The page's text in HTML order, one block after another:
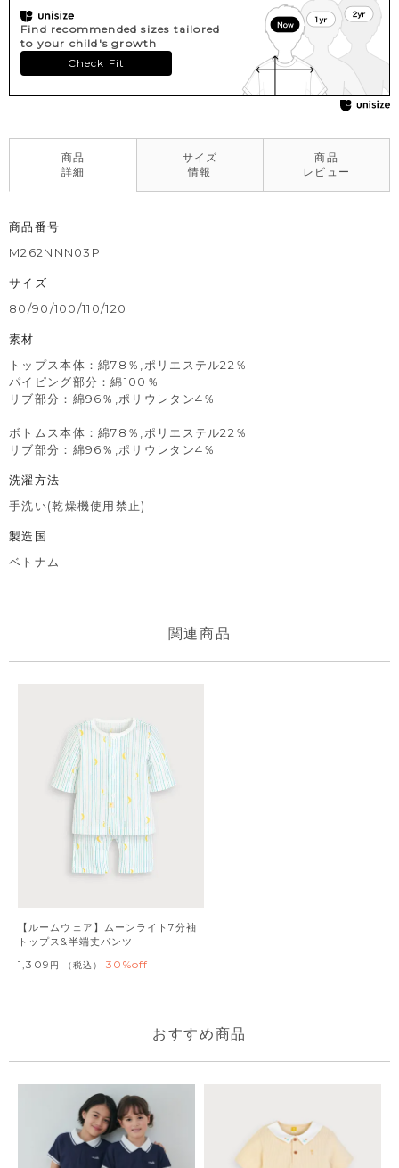
Find recommended sizes tailored
to your child's growth
Check Fit
商品
詳細
サイズ
情報
商品
レビュー
商品番号
M262NNN03P
サイズ
80/90/100/110/120
素材
トップス本体：綿78％,ポリエステル22％
パイピング部分：綿100％
リブ部分：綿96％,ポリウレタン4％
ボトムス本体：綿78％,ポリエステル22％
リブ部分：綿96％,ポリウレタン4％
洗濯方法
手洗い(乾燥機使用禁止)
製造国
ベトナム
【ルームウェア】ムーンライト7分袖
トップス&半端丈パンツ
1,309 税込 30%off
おすすめ商品